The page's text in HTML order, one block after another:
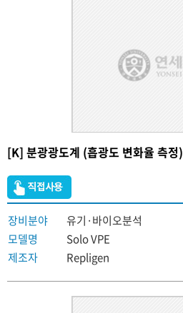
[K] 분광광도계 (흡광도 변화율 측정)
장비분야
유기·바이오분석
모델명
Solo VPE
제조자
Repligen